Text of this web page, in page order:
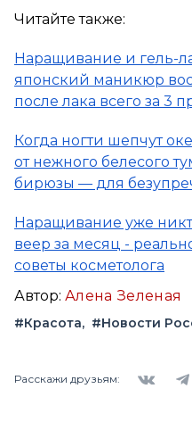
Читайте также:
Наращивание и гель-
японский маникюр
после лака всего за 3
Когда ногти шепчут
от нежного белесого
бирюзы — для
Наращивание уже
веер за месяц -
советы косметолога
Автор: Алена Зеленая
#Красота #Новости
Расскажи друзьям: